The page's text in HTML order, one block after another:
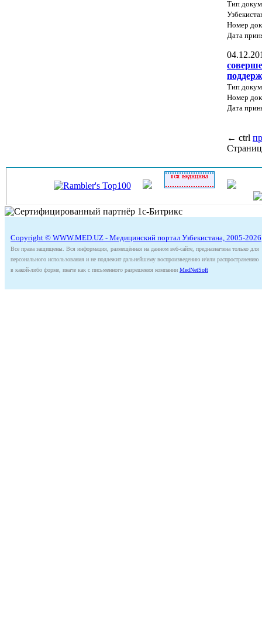
Тип
Номер
Дата
Тип
Номер
Дата
← ctrl
Copyright © WWW.MED.UZ - Медицинский портал Узбекистана, 2005-2026
Все права защищены. Вся информация, размещённая на данном веб-сайте, предназначена только для
персонального использования и не подлежит дальнейшему воспроизведению и/или распространению
в какой-либо форме, иначе как с письменного разрешения компании MedNetSoft